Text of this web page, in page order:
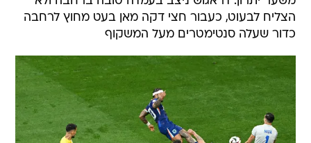
הצליח לבעוט, כעבור חצי דקה מאן בעט מחוץ לרחבה
כדור שעלה סנטימטרים מעל המשקוף